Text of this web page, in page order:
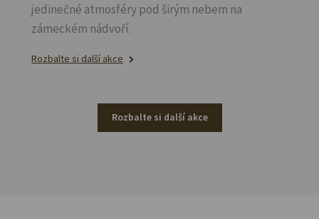
jedinečné atmosféry pod širým nebem na
zámeckém nádvoří.
Rozbalte si další akce
Rozbalte si další akce